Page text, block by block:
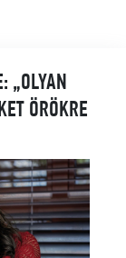
„OLYAN
ÖRÖKRE